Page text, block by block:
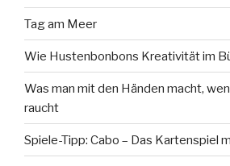
Tag am Meer
Wie Hustenbonbons Kreativität im
Was man mit den Händen macht,
raucht
Spiele-Tipp: Cabo – Das Kartenspiel